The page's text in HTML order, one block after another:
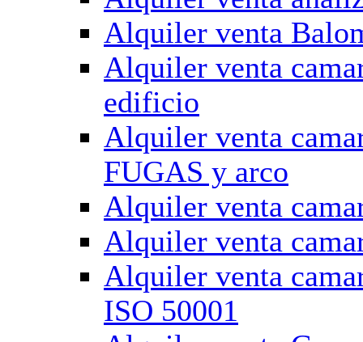
Alquiler venta
Alquiler venta
edificio
Alquiler venta
FUGAS y arco
Alquiler venta
Alquiler venta
Alquiler venta
ISO 50001